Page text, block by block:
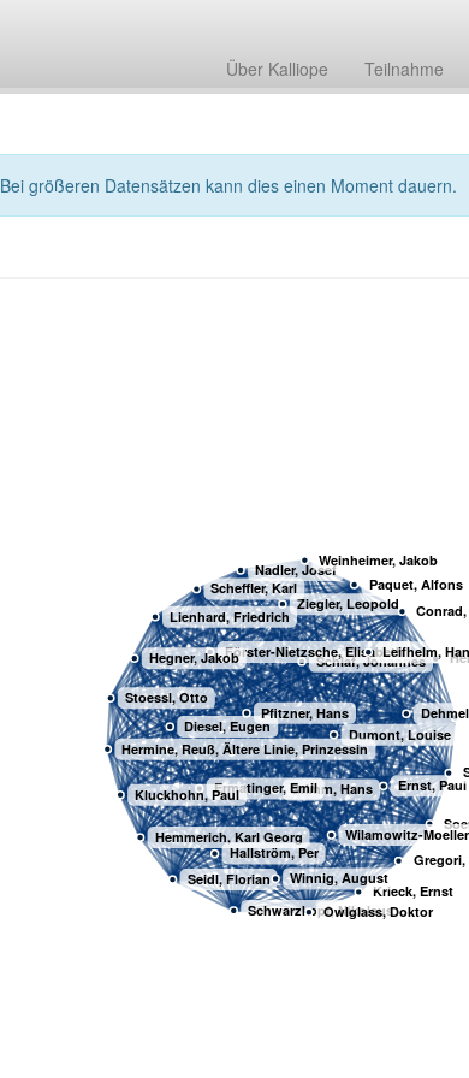
Über Kalliope Teilnahme
Bei größeren Datensätzen kann dies einen Moment dauern.
Schwarzkopf, Nikolaus
Ziegler, Leopold
Diesel, Eugen Dumont, Louise
Nadler, Josef
Scheffler, Karl
Stoessl, Otto
Gregori,
Grimm, Hans
Krieck, Ernst
Paquet, Alfons
Pfitzner, Hans
Owlglass, Doktor
Hemmerich, Karl Georg
Hallström, Per
Seidl, Florian
Wilamowitz-
Lienhard, Friedrich
Schlaf, Johannes
Winnig, August
Ermatinger, Emil Ernst, Paul
Förster-Nietzsche, Elisabeth
Hegner, Jakob
Kluckhohn, Paul
Weinheimer, Jakob
Leifhelm,
Hermine, Reuß, Ältere Linie, Prinzessin